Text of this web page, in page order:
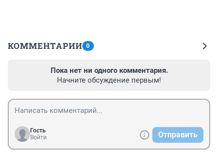
КОММЕНТАРИИ 0
Пока нет ни одного комментария.
Начните обсуждение первым!
Гость
Войти
Отправить